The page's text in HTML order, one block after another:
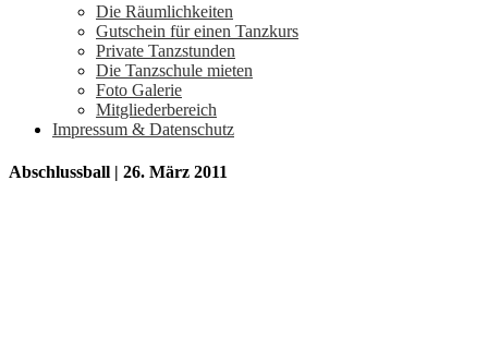
Die Räumlichkeiten
Gutschein für einen Tanzkurs
Private Tanzstunden
Die Tanzschule mieten
Foto Galerie
Mitgliederbereich
Impressum & Datenschutz
Abschlussball | 26. März 2011